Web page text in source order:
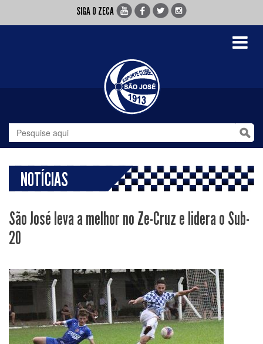
SIGA O ZECA
Toggle
NOTÍCIAS
São José leva a melhor no Ze-Cruz e lidera o Sub-
20